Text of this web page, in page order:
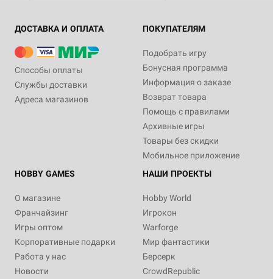
ДОСТАВКА И ОПЛАТА
Способы оплаты
Службы доставки
Адреса магазинов
ПОКУПАТЕЛЯМ
Подобрать игру
Бонусная программа
Информация о заказе
Возврат товара
Помощь с правилами
Архивные игры
Товары без скидки
Мобильное приложение
HOBBY GAMES
О магазине
Франчайзинг
Игры оптом
Корпоративные подарки
Работа у нас
Новости
НАШИ ПРОЕКТЫ
Hobby World
Игрокон
Warforge
Мир фантастики
Берсерк
CrowdRepublic